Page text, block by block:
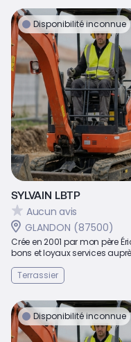
Disponibilité inconnue
SYLVAIN LBTP
Aucun avis
GLANDON (87500)
Crée en 2001 par mon père
bons et loyaux services
Terrassier
Disponibilité inconnue